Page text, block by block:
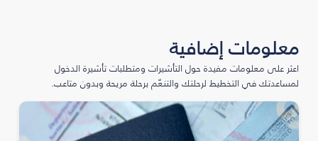
معلومات إضافية
اعثر على معلومات مفيدة حول التأشيرات ومتطلبات تأشيرة الدخول
لمساعدتك في التخطيط لرحلتك والتنعّم برحلة مريحة وبدون متاعب.